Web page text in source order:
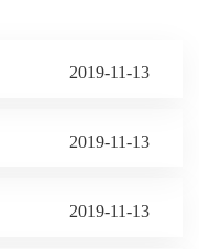
2019-11-13
2019-11-13
2019-11-13